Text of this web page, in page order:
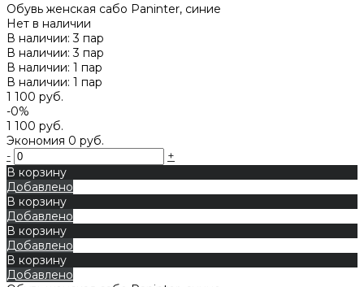
Обувь женская сабо Paninter, синие
Нет в наличии
В наличии: 3 пар
В наличии: 3 пар
В наличии: 1 пар
В наличии: 1 пар
1 100 руб.
-0%
1 100 руб.
Экономия 0 руб.
-
+
В корзину
Добавлено
В корзину
Добавлено
В корзину
Добавлено
В корзину
Добавлено